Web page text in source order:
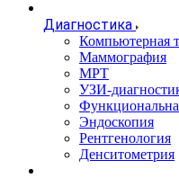
Диагностика
Компьютерная
Маммография
МРТ
УЗИ-
Эндоскопия
Рентгенология
Денситометрия